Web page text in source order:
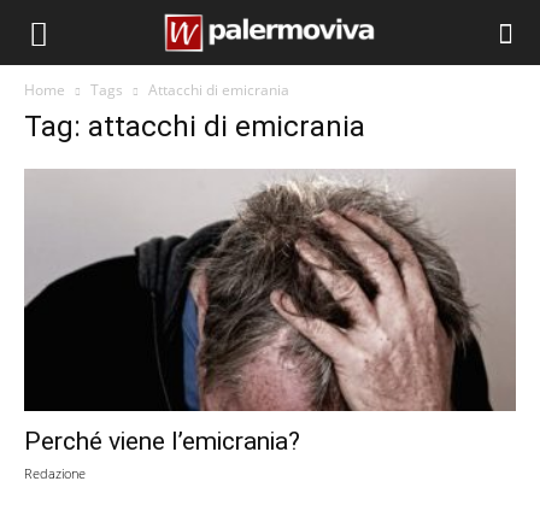
Home Tags Attacchi di emicrania
Tag: attacchi di emicrania
Perché viene l’emicrania?
Redazione